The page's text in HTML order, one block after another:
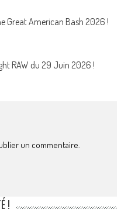
Great American Bash 2026 !
RAW du 29 Juin 2026 !
un commentaire.
!